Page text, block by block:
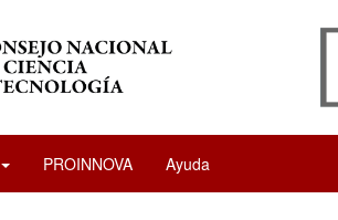
PROINNOVA Ayuda